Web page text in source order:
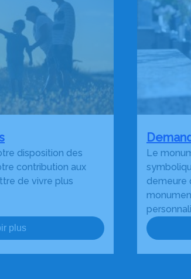
disposition des
contribution aux
de vivre plus
plus
Le
demeure